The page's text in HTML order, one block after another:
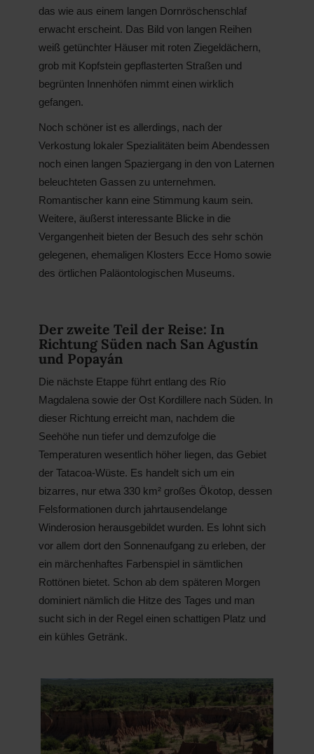
das wie aus einem langen Dornröschenschlaf
erwacht erscheint. Das Bild von langen Reihen
weiß getünchter Häuser mit roten Ziegeldächern,
grob mit Kopfstein gepflasterten Straßen und
begrünten Innenhöfen nimmt einen wirklich
gefangen.
Noch schöner ist es allerdings, nach der
Verkostung lokaler Spezialitäten beim Abendessen
noch einen langen Spaziergang in den von Laternen
beleuchteten Gassen zu unternehmen.
Romantischer kann eine Stimmung kaum sein.
Weitere, äußerst interessante Blicke in die
Vergangenheit bieten der Besuch des sehr schön
gelegenen, ehemaligen Klosters Ecce Homo sowie
des örtlichen Paläontologischen Museums.
Der zweite Teil der Reise: In
Richtung Süden nach San Agustín
und Popayán
Die nächste Etappe führt entlang des Río
Magdalena sowie der Ost Kordillere nach Süden. In
dieser Richtung erreicht man, nachdem die
Seehöhe nun tiefer und demzufolge die
Temperaturen wesentlich höher liegen, das Gebiet
der Tatacoa-Wüste. Es handelt sich um ein
bizarres, nur etwa 330 km² großes Ökotop, dessen
Felsformationen durch jahrtausendelange
Winderosion herausgebildet wurden. Es lohnt sich
vor allem dort den Sonnenaufgang zu erleben, der
ein märchenhaftes Farbenspiel in sämtlichen
Rottönen bietet. Schon ab dem späteren Morgen
dominiert nämlich die Hitze des Tages und man
sucht sich in der Regel einen schat­tigen Platz und
ein kühles Getränk.